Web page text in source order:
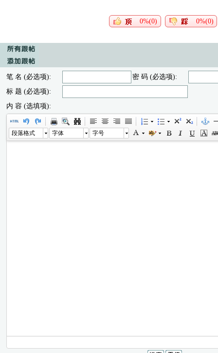
0%(0) 0%(0)
笔 名 (必选项):
密 码 (必选项):
标 题 (必选项):
内 容 (选填项):
段落格式 字体 字号